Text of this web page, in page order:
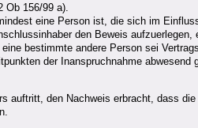
Ob 156/99 a).
eine Person ist, die sich im
den Beweis
bestimmte andere Person sei
der Inanspruchnahme
den Nachweis erbracht, dass